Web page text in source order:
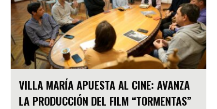
VILLA MARÍA APUESTA AL CINE: AVANZA
LA PRODUCCIÓN DEL FILM “TORMENTAS”